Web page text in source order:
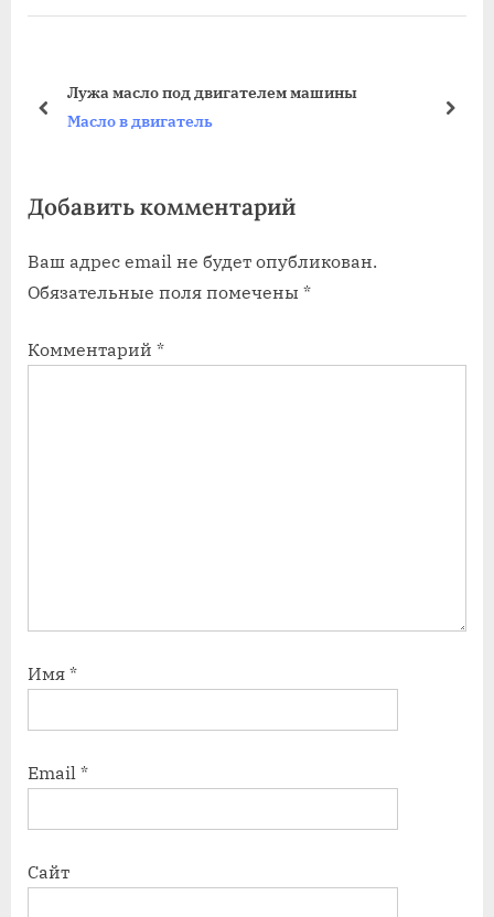
i
s
s
:
t
Лужа масло под двигателем машины
Масло в двигатель
prev next
Добавить комментарий
Ваш адрес email не будет опубликован.
Обязательные поля помечены *
Комментарий *
Имя *
Email *
Сайт